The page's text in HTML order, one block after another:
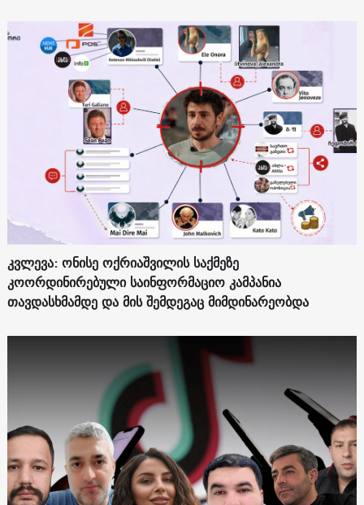
კვლევა: ონისე ოქრიაშვილის საქმეზე
კოორდინირებული საინფორმაციო კამპანია
თავდასხმამდე და მის შემდეგაც მიმდინარეობდა